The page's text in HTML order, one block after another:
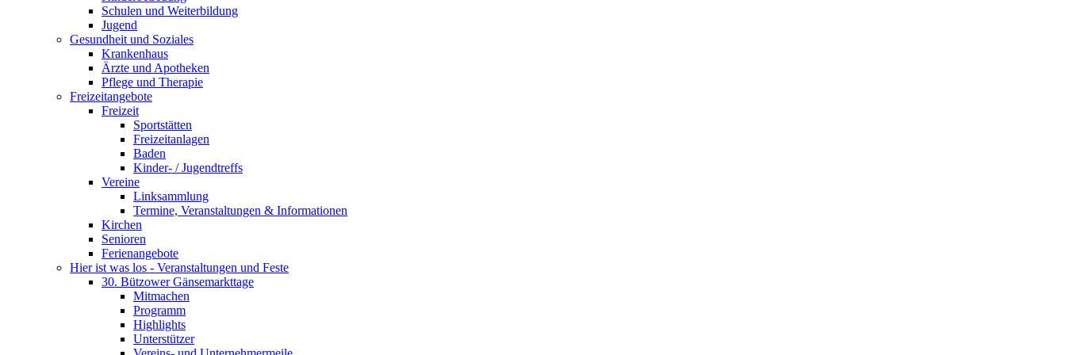
Schulen und Weiterbildung
Jugend
Gesundheit und Soziales
Krankenhaus
Ärzte und Apotheken
Pflege und Therapie
Freizeitangebote
Freizeit
Sportstätten
Freizeitanlagen
Baden
Kinder- / Jugendtreffs
Vereine
Linksammlung
Termine, Veranstaltungen & Informationen
Kirchen
Senioren
Ferienangebote
Hier ist was los - Veranstaltungen und Feste
30. Bützower Gänsemarkttage
Mitmachen
Programm
Highlights
Unterstützer